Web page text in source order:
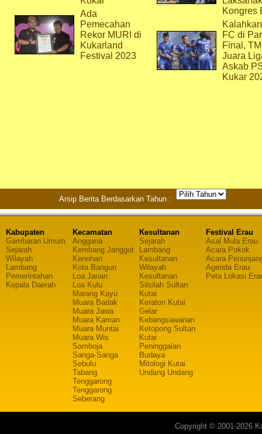
Ada
Pemecahan
Rekor MURI di
Kukarland
Festival 2023
Kongres
FC di
Final,
Juara
Askab
Kukar
Arsip Berita Berdasarkan Tahun :
Kabupaten
Gambaran Umum
Sejarah
Wilayah
Lambang
Pemerintahan
Kepala Daerah
Kecamatan
Anggana
Kembang Janggut
Kenohan
Kota Bangun
Loa Janan
Loa Kulu
Marang Kayu
Muara Badak
Muara Jawa
Muara Kaman
Muara Muntai
Muara Wis
Samboja
Sanga-Sanga
Sebulu
Tabang
Tenggarong
Tenggarong
Seberang
Kesultanan
Sejarah
Lambang
Kesultanan
Wilayah
Kesultanan
Silsilah Sultan
Kutai
Keraton Kutai
Gelar
Kebangsawanan
Ketopong Sultan
Kutai
Peninggalan
Budaya
Mitologi Kutai
Undang Undang
Festival Erau
Asal Mula Erau
Acara Pokok
Acara
Agenda Erau
Peta Lokasi
Copyright © 2001-2026